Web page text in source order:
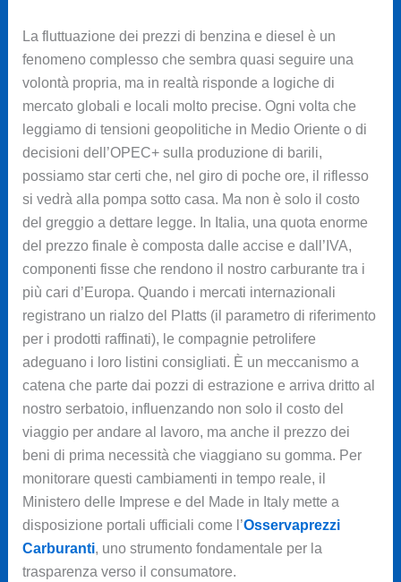
La fluttuazione dei prezzi di benzina e diesel è un
fenomeno complesso che sembra quasi seguire una
volontà propria, ma in realtà risponde a logiche di
mercato globali e locali molto precise. Ogni volta che
leggiamo di tensioni geopolitiche in Medio Oriente o di
decisioni dell’OPEC+ sulla produzione di barili,
possiamo star certi che, nel giro di poche ore, il riflesso
si vedrà alla pompa sotto casa. Ma non è solo il costo
del greggio a dettare legge. In Italia, una quota enorme
del prezzo finale è composta dalle accise e dall’IVA,
componenti fisse che rendono il nostro carburante tra i
più cari d’Europa. Quando i mercati internazionali
registrano un rialzo del Platts (il parametro di riferimento
per i prodotti raffinati), le compagnie petrolifere
adeguano i loro listini consigliati. È un meccanismo a
catena che parte dai pozzi di estrazione e arriva dritto al
nostro serbatoio, influenzando non solo il costo del
viaggio per andare al lavoro, ma anche il prezzo dei
beni di prima necessità che viaggiano su gomma. Per
monitorare questi cambiamenti in tempo reale, il
Ministero delle Imprese e del Made in Italy mette a
disposizione portali ufficiali come l’Osservaprezzi
Carburanti, uno strumento fondamentale per la
trasparenza verso il consumatore.